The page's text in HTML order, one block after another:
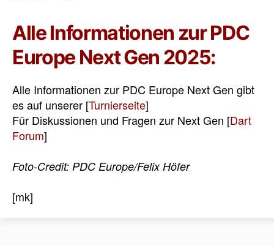
Alle Informationen zur PDC
Europe Next Gen 2025:
Alle Informationen zur PDC Europe Next Gen gibt
es auf unserer [Turnierseite]
Für Diskussionen und Fragen zur Next Gen [Dart
Forum]
Foto-Credit: PDC Europe/Felix Höfer
[mk]